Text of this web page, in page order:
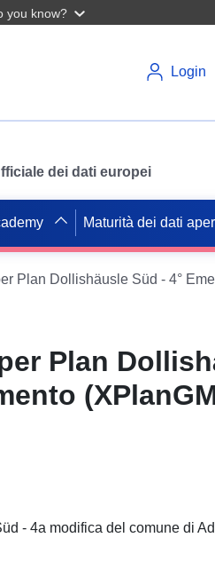
you know?
Login
dei dati europei
Maturità dei dati
Plan Dollishäusle Süd - 4°
Plan
- 4a modifica del comune di